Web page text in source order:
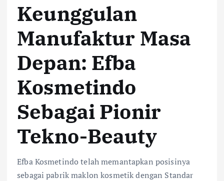
Keunggulan
Manufaktur Masa
Depan: Efba
Kosmetindo
Sebagai Pionir
Tekno-Beauty
Efba Kosmetindo telah memantapkan posisinya
sebagai pabrik maklon kosmetik dengan Standar